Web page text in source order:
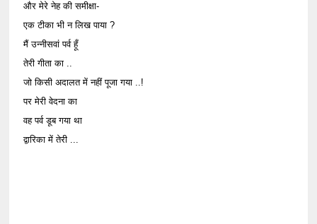
और मेरे नेह की समीक्षा-
एक टीका भी न लिख पाया ?
मैं उन्नीसवां पर्व हूँ
तेरी गीता का ..
जो किसी अदालत में नहीं पूजा गया ..!
पर मेरी वेदना का
वह पर्व डूब गया था
द्वारिका में तेरी ...